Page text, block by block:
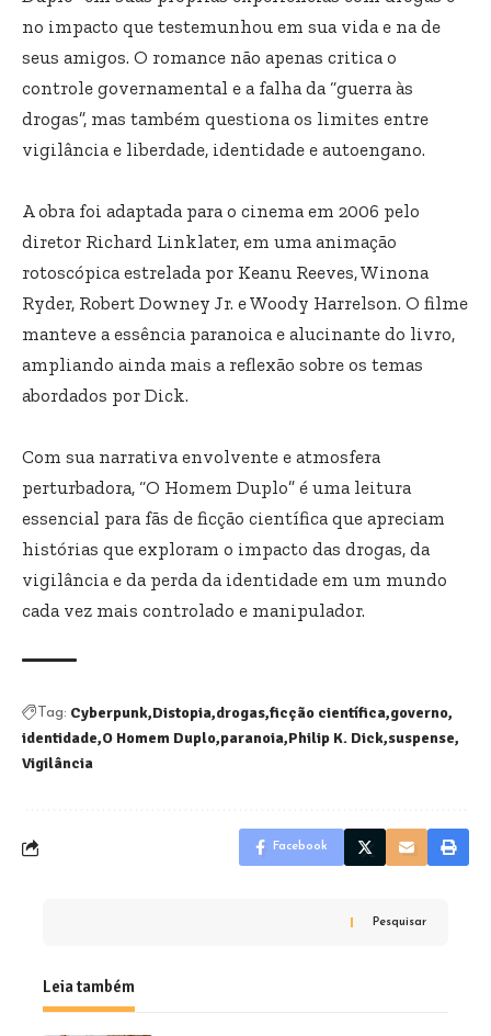
no impacto que testemunhou em sua vida e na de
seus amigos. O romance não apenas critica o
controle governamental e a falha da “guerra às
drogas”, mas também questiona os limites entre
vigilância e liberdade, identidade e autoengano.
A obra foi adaptada para o cinema em 2006 pelo
diretor Richard Linklater, em uma animação
rotoscópica estrelada por Keanu Reeves, Winona
Ryder, Robert Downey Jr. e Woody Harrelson. O filme
manteve a essência paranoica e alucinante do livro,
ampliando ainda mais a reflexão sobre os temas
abordados por Dick.
Com sua narrativa envolvente e atmosfera
perturbadora, “O Homem Duplo” é uma leitura
essencial para fãs de ficção científica que apreciam
histórias que exploram o impacto das drogas, da
vigilância e da perda da identidade em um mundo
cada vez mais controlado e manipulador.
Tag: Cyberpunk Distopia drogas ficção científica governo
identidade O Homem Duplo paranoia Philip K. Dick suspense
Vigilância
Facebook
Pesquisar
Leia também